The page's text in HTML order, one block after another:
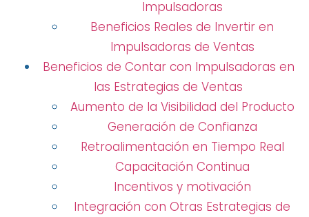
Impulsadoras
Beneficios Reales de Invertir en
Impulsadoras de Ventas
Beneficios de Contar con Impulsadoras en
las Estrategias de Ventas
Aumento de la Visibilidad del Producto
Generación de Confianza
Retroalimentación en Tiempo Real
Capacitación Continua
Incentivos y motivación
Integración con Otras Estrategias de